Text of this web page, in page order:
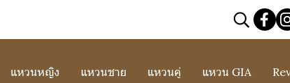
แหวนหญิง แหวนชาย แหวนคู่ แหวน GIA